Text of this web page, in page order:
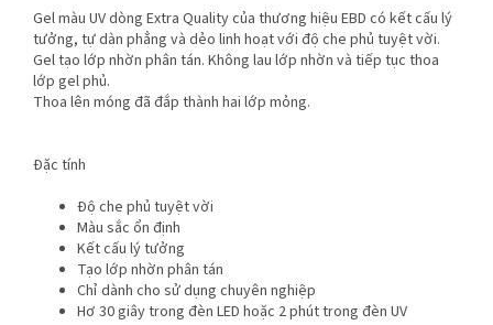
Gel màu UV dòng Extra Quality của thương hiệu EBD có kết cấu lý
tưởng, tự dàn phẳng và dẻo linh hoạt với độ che phủ tuyệt vời.
Gel tạo lớp nhờn phân tán. Không lau lớp nhờn và tiếp tục thoa
lớp gel phủ.
Thoa lên móng đã đắp thành hai lớp mỏng.
Đặc tính
Độ che phủ tuyệt vời
Màu sắc ổn định
Kết cấu lý tưởng
Tạo lớp nhờn phân tán
Chỉ dành cho sử dụng chuyên nghiệp
Hơ 30 giây trong đèn LED hoặc 2 phút trong đèn UV